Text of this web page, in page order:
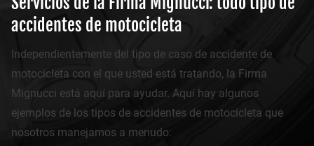
accidentes de motocicleta
Independientemente del tipo de caso de accidente de
motocicleta con el que usted está tratando, la Firma
Mignucci está aquí para ayudar. Aquí hay algunos
ejemplos de los tipos de accidentes de motocicleta que
nosotros manejamos a menudo: